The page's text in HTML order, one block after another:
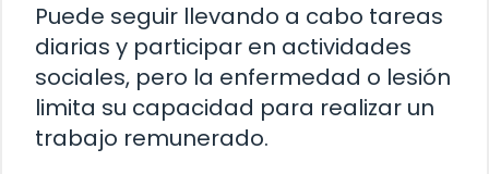
Puede seguir llevando a cabo tareas
diarias y participar en actividades
sociales, pero la enfermedad o lesión
limita su capacidad para realizar un
trabajo remunerado.